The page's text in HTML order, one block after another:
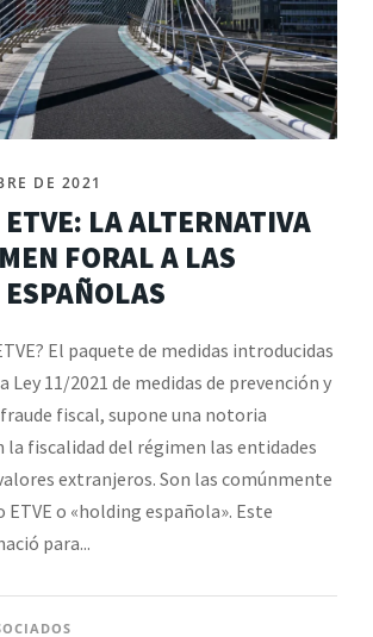
DE 2021
LA ALTERNATIVA
FORAL A LAS
El paquete de medidas introducidas
Ley 11/2021 de medidas de prevención y
fiscal, supone una notoria
la fiscalidad del régimen las entidades
extranjeros. Son las comúnmente
ETVE o «holding española». Este
para...